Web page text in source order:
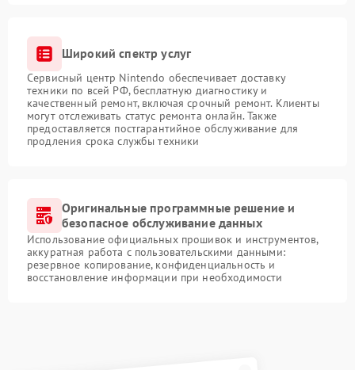
Широкий спектр услуг
Сервисный центр Nintendo обеспечивает доставку
техники по всей РФ, бесплатную диагностику и
качественный ремонт, включая срочный ремонт. Клиенты
могут отслеживать статус ремонта онлайн. Также
предоставляется постгарантийное обслуживание для
продления срока службы техники
Оригинальные программные решение и
безопасное обслуживание данных
Использование официальных прошивок и инструментов,
аккуратная работа с пользовательскими данными:
резервное копирование, конфиденциальность и
восстановление информации при необходимости